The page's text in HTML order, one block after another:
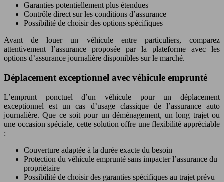
Garanties potentiellement plus étendues
Contrôle direct sur les conditions d’assurance
Possibilité de choisir des options spécifiques
Avant de louer un véhicule entre particuliers, comparez
attentivement l’assurance proposée par la plateforme avec les
options d’assurance journalière disponibles sur le marché.
Déplacement exceptionnel avec véhicule emprunté
L’emprunt ponctuel d’un véhicule pour un déplacement
exceptionnel est un cas d’usage classique de l’assurance auto
journalière. Que ce soit pour un déménagement, un long trajet ou
une occasion spéciale, cette solution offre une flexibilité appréciable
:
Couverture adaptée à la durée exacte du besoin
Protection du véhicule emprunté sans impacter l’assurance du
propriétaire
Possibilité de choisir des garanties spécifiques au trajet prévu